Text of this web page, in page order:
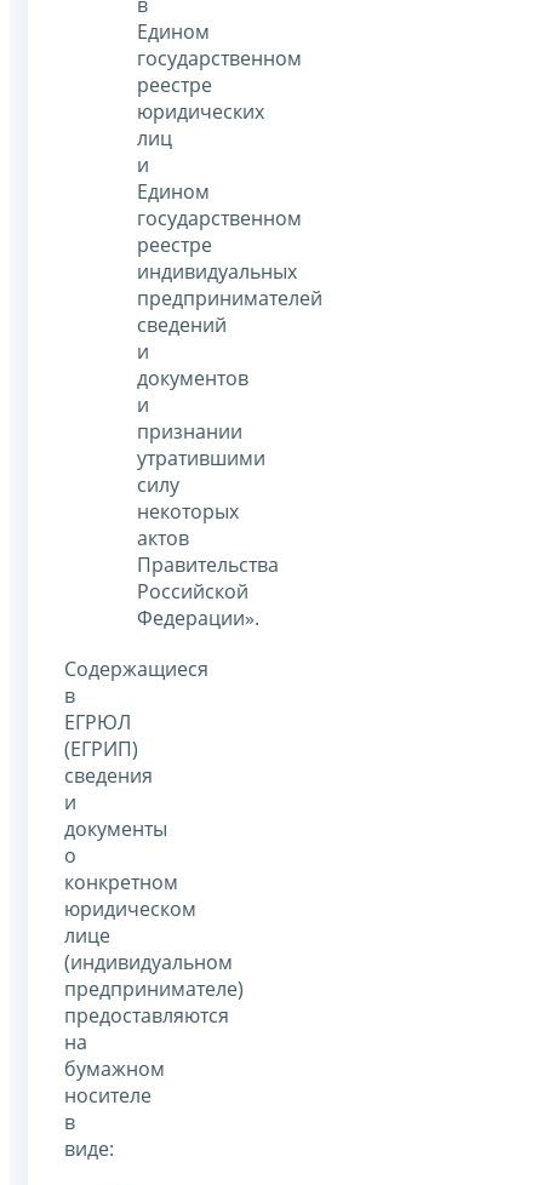
Едином
государственном
реестре
юридических
лиц
и
Едином
государственном
реестре
индивидуальных
предпринимателей
сведений
и
документов
и
признании
утратившими
силу
некоторых
актов
Правительства
Российской
Федерации».
Содержащиеся
в
ЕГРЮЛ
(ЕГРИП)
сведения
и
документы
о
конкретном
юридическом
лице
(индивидуальном
предпринимателе)
предоставляются
на
бумажном
носителе
в
виде: